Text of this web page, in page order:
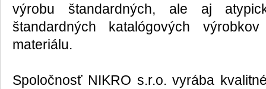
výrobu štandardných, ale aj
štandardných katalógových
materiálu.
Spoločnosť NIKRO s.r.o. vyrába